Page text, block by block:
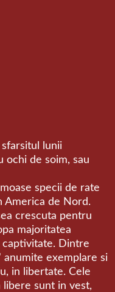
lunii
ochi de soim, sau
specii de rate
America de Nord.
crescuta pentru
majoritatea
Dintre
anumite exemplare si
in libertate. Cele
sunt in vest,